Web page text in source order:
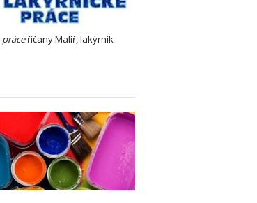
práceříčany Malíř, lakýrník